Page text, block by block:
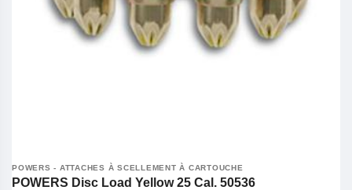
POWERS - ATTACHES À SCELLEMENT À CARTOUCHE
POWERS Disc Load Yellow 25 Cal. 50536